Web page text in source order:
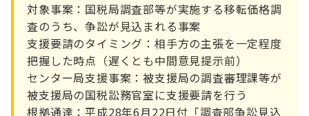
対象事案：国税局調査部等が実施する移転価格調
査のうち、争訟が見込まれる事案
支援要請のタイミング：相手方の主張を一定程度
把握した時点（遅くとも中間意見提示前）
センター局支援事案：被支援局の調査審理課等が
被支援局の国税訟務官室に支援要請を行う
根拠通達：平成28年6月22日付「調査部争訟見込